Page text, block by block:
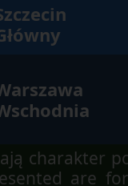
charakter
are